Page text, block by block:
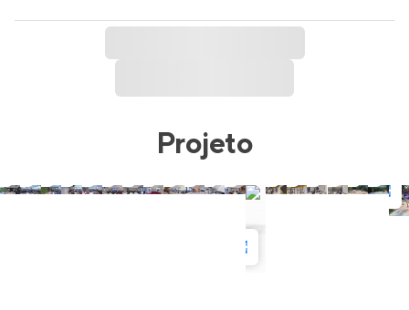
Projeto